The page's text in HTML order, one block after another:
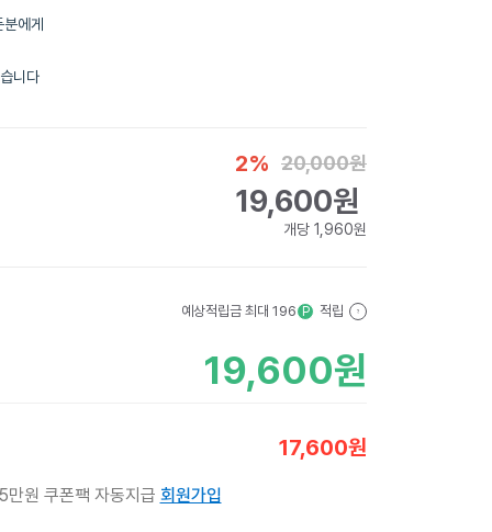
에게
니다
2% 20,000원
19,600원
개당 1,960원
예상적립금 최대 196 P 적립 ?
19,600원
17,600원
만원 쿠폰팩 자동지급 회원가입